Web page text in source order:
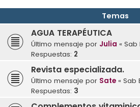
Temas
AGUA TERAPÉUTICA
Último mensaje por Julia « Sab
Respuestas: 2
Revista especializada.
Último mensaje por Sate « Sab
Respuestas: 3